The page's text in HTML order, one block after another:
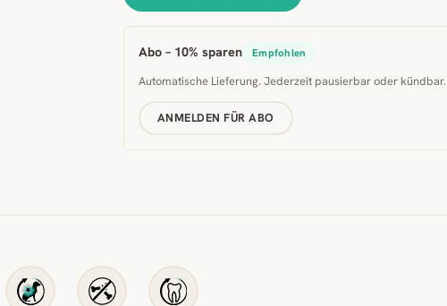
Abo – 10% sparen Empfohlen
Automatische Lieferung. Jederzeit pausierbar oder kündbar.
ANMELDEN FÜR ABO